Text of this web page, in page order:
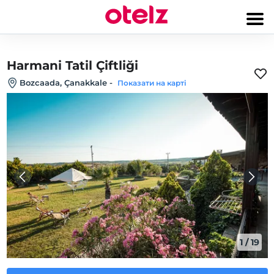
Harmani Tatil Çiftliği
Bozcaada, Çanakkale - Показати на карті
1 /19